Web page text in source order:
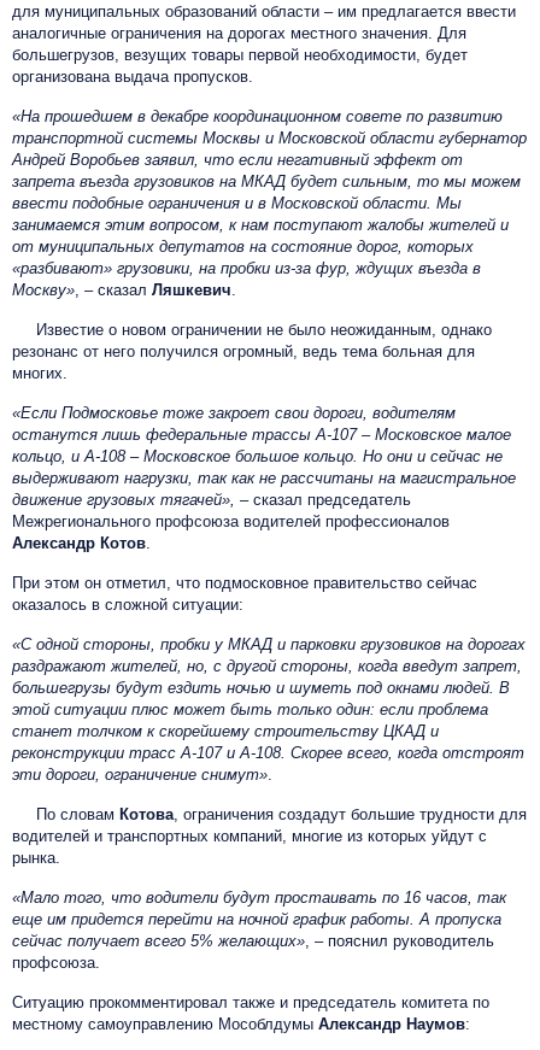
для муниципальных образований области – им предлагается ввести
аналогичные ограничения на дорогах местного значения. Для
большегрузов, везущих товары первой необходимости, будет
организована выдача пропусков.
«На прошедшем в декабре координационном совете по развитию
транспортной системы Москвы и Московской области губернатор
Андрей Воробьев заявил, что если негативный эффект от
запрета въезда грузовиков на МКАД будет сильным, то мы можем
ввести подобные ограничения и в Московской области. Мы
занимаемся этим вопросом, к нам поступают жалобы жителей и
от муниципальных депутатов на состояние дорог, которых
«разбивают» грузовики, на пробки из-за фур, ждущих въезда в
Москву» , – сказал Ляшкевич
Известие о новом ограничении не было неожиданным, однако
резонанс от него получился огромный, ведь тема больная для
многих.
«Если Подмосковье тоже закроет свои дороги, водителям
останутся лишь федеральные трассы А-107 – Московское малое
кольцо, и А-108 – Московское большое кольцо. Но они и сейчас не
выдерживают нагрузки, так как не рассчитаны на магистральное
движение грузовых тягачей» – сказал председатель
Межрегионального профсоюза водителей профессионалов
Александр Котов
При этом он отметил, что подмосковное правительство сейчас
оказалось в сложной ситуации:
«С одной стороны, пробки у МКАД и парковки грузовиков на дорогах
раздражают жителей, но, с другой стороны, когда введут запрет,
большегрузы будут ездить ночью и шуметь под окнами людей. В
этой ситуации плюс может быть только один: если проблема
станет толчком к скорейшему строительству ЦКАД и
реконструкции трасс А-107 и А-108. Скорее всего, когда отстроят
эти дороги, ограничение снимут»
По словам Котова , ограничения создадут большие трудности для
водителей и транспортных компаний, многие из которых уйдут с
рынка.
«Мало того, что водители будут простаивать по 16 часов, так
еще им придется перейти на ночной график работы. А пропуска
сейчас получает всего 5% желающих» , – пояснил руководитель
профсоюза.
Ситуацию прокомментировал также и председатель комитета по
местному самоуправлению Мособлдумы Александр Наумов: